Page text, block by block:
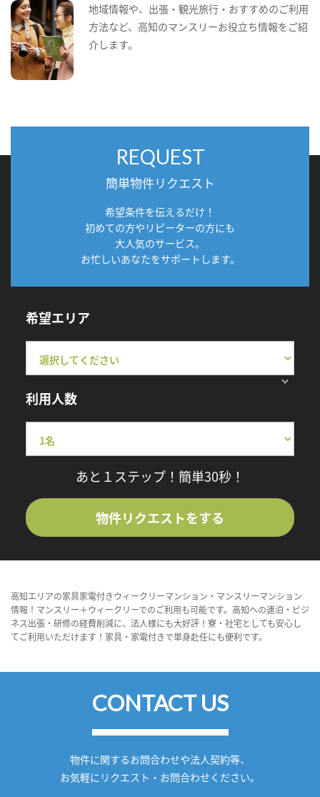
地域情報や、出張・観光旅行・おすすめのご利用
方法など、高知のマンスリーお役立ち情報をご紹
介します。
REQUEST
簡単物件リクエスト
希望条件を伝えるだけ！
初めての方やリピーターの方にも
大人気のサービス。
お忙しいあなたをサポートします。
希望エリア
利用人数
あと１ステップ！簡単30秒！
物件リクエストをする
高知エリアの家具家電付きウィークリーマンション・マンスリーマンション
情報！マンスリー＋ウィークリーでのご利用も可能です。高知への連泊・ビジ
ネス出張・研修の経費削減に、法人様にも大好評！寮・社宅としても安心し
てご利用いただけます！家具・家電付きで単身赴任にも便利です。
CONTACT US
物件に関するお問合わせや法人契約等、
お気軽にリクエスト・お問合わせください。